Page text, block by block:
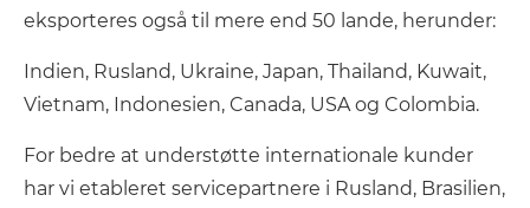
eksporteres også til mere end 50 lande, herunder:
Indien, Rusland, Ukraine, Japan, Thailand, Kuwait,
Vietnam, Indonesien, Canada, USA og Colombia.
For bedre at understøtte internationale kunder
har vi etableret servicepartnere i Rusland, Brasilien,